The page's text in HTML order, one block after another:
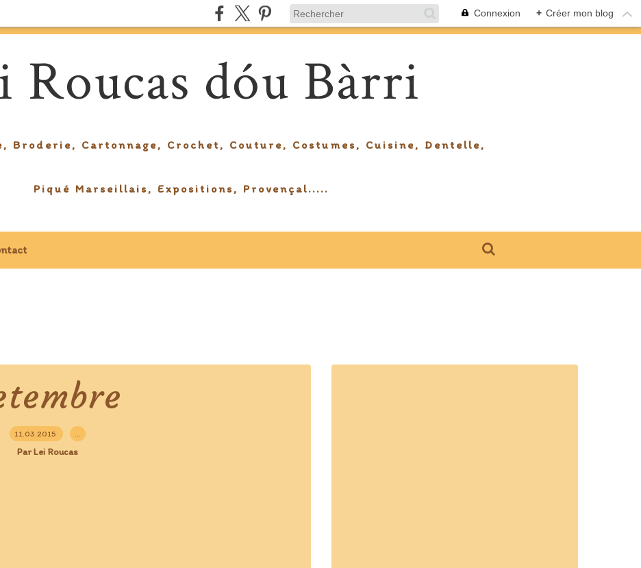
Connexion + Créer mon blog
Roucas dóu Bàrri
Broderie, Cartonnage, Crochet, Couture, Costumes, Cuisine, Dentelle,
Piqué Marseillais, Expositions, Provençal.....
11.03.2015 …
Par Lei Roucas